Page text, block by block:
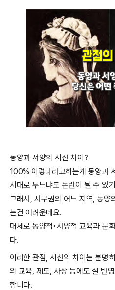
동양과 서양의 시선 차이?
100% 이렇다라고하는게 동양과
시대로 두느냐도 논란이 될 수 있
그래서, 서구권의 어느 지역, 동양
는건 어려운데요.
대체로 동양적•서양적 교육과 문
다.
이러한 관점, 시선의 차이는 분명
의 교육, 제도, 사상 등에도 잘 반
합니다.